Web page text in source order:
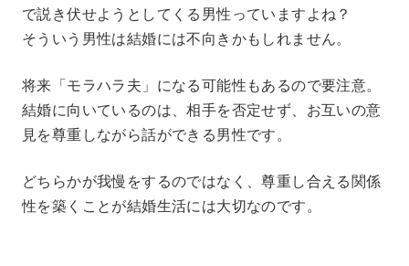
で説き伏せようとしてくる男性っていますよね？
そういう男性は結婚には不向きかもしれません。
将来「モラハラ夫」になる可能性もあるので要注意。
結婚に向いているのは、相手を否定せず、お互いの意
見を尊重しながら話ができる男性です。
どちらかが我慢をするのではなく、尊重し合える関係
性を築くことが結婚生活には大切なのです。